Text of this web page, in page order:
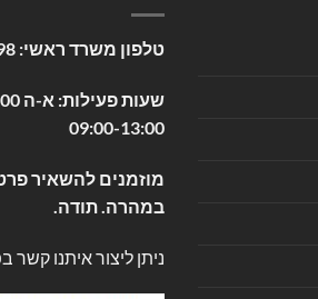
טלפון משרד ראשי:
09:00-13:00
מוזמנים להשאיר
במהרה. תודה.
ניתן ליצור איתנו קשר